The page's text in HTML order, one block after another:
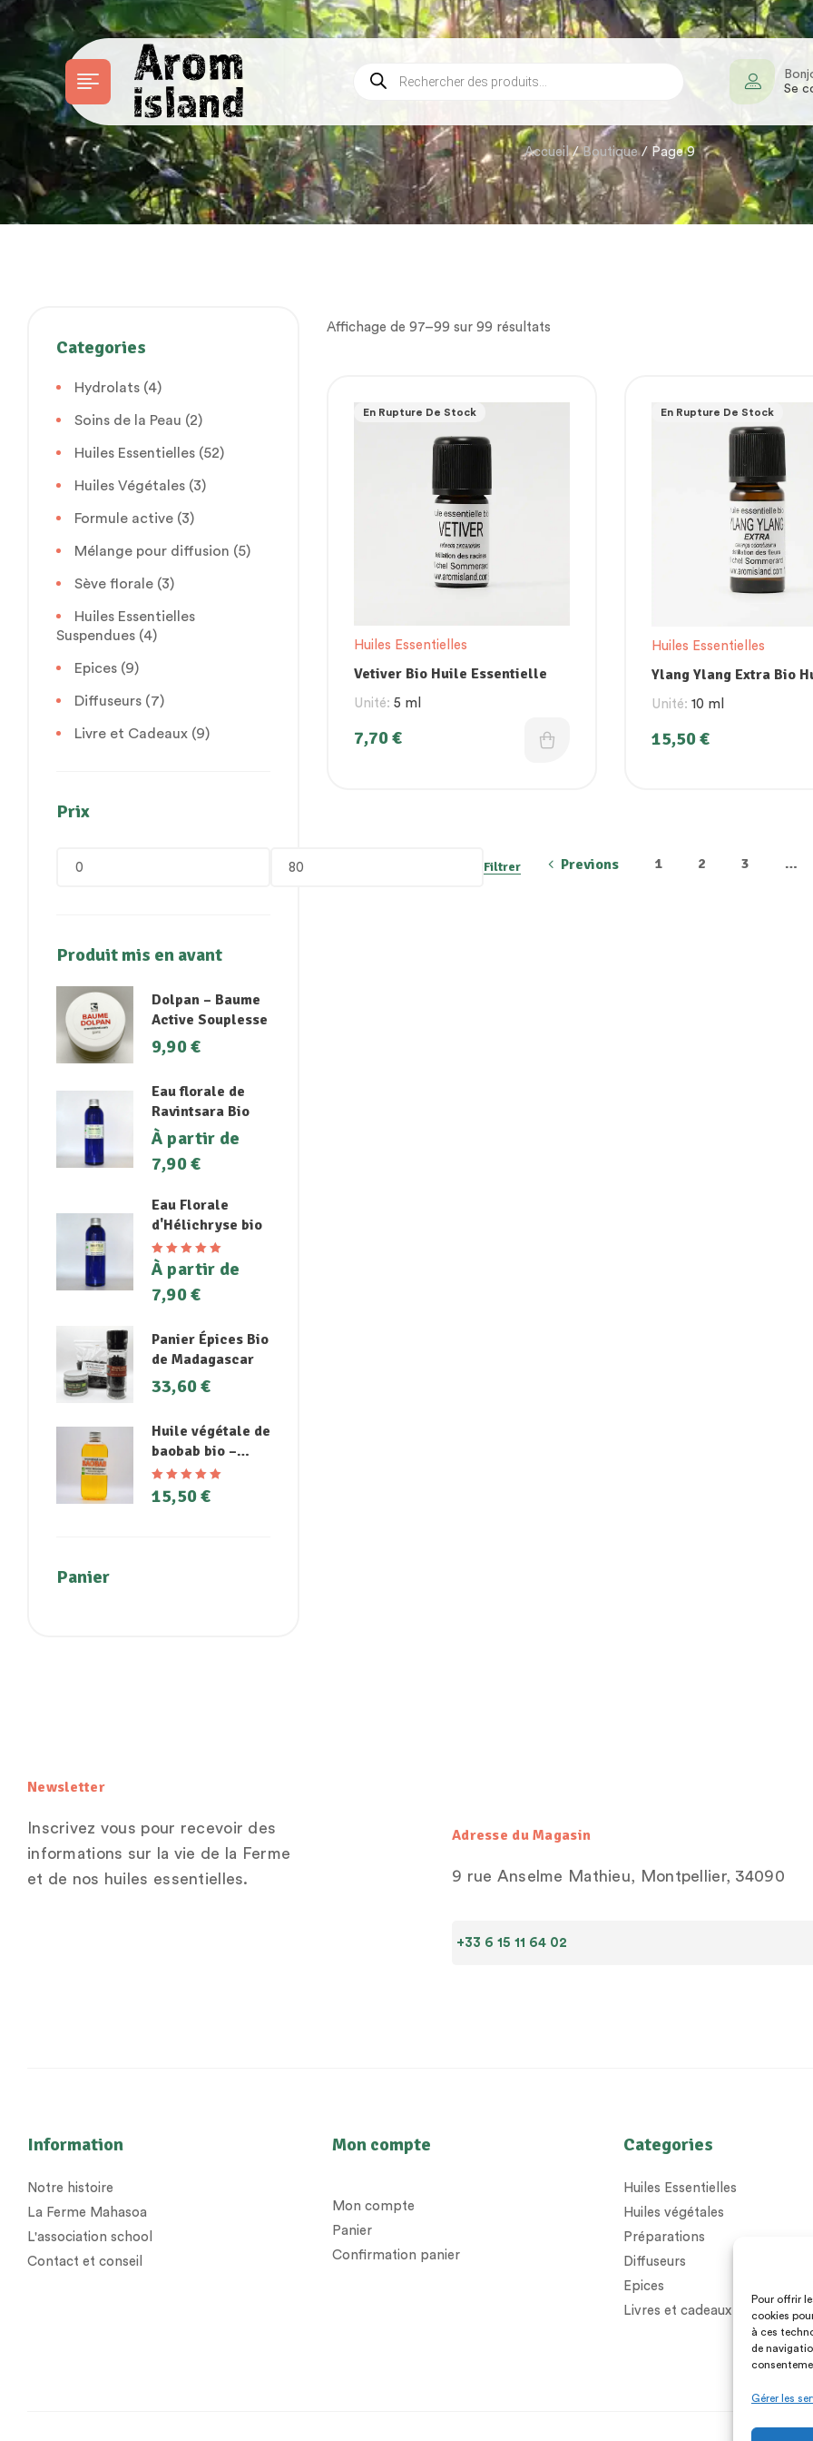
Pour offrir
cookies
à ces
de
Gérer les
Se
Accueil/Boutique/ Page 9
Affichage de 97–99 sur 99 résultats
En Rupture De Stock
Huiles Essentielles
Vetiver Bio Huile Essentielle
Unité: 5 ml
7,70€
En Rupture De Stock
Huiles Essentielles
Ylang Ylang Extra Bio
Essentielle
Unité: 10 ml
15,50€
Previons 1 2 3 …
Categories
Hydrolats (4)
Soins de la Peau (2)
Huiles Essentielles (52)
Huiles Végétales (3)
Formule active (3)
Mélange pour diffusion (5)
Sève florale (3)
Huiles Essentielles
Suspendues (4)
Epices (9)
Diffuseurs (7)
Livre et Cadeaux (9)
Prix
Filtrer
Produit mis en avant
Dolpan – Baume
Active Souplesse
9,90€
Eau florale de
Ravintsara Bio
À partir de
7,90€
Eau Florale
d'Hélichryse bio
Note 5.00sur
À partir de
7,90€
Panier Épices Bio
de Madagascar
33,60€
Huile végétale de
baobab bio –
Peaux sèches,
coups de soleil
et cheveux
Note 5.00sur
15,50€
Panier
Newsletter
Inscrivez vous pour recevoir des
informations sur la vie de la Ferme
et de nos huiles essentielles.
Adresse du Magasin
9 rue Anselme Mathieu, Montpellier, 34090
+33 6 15 11 64 02
Information
Notre histoire
La Ferme Mahasoa
L'association school
Contact et conseil
Mon compte
Mon compte
Panier
Confirmation panier
Categories
Huiles Essentielles
Huiles végétales
Préparations
Diffuseurs
Epices
Livres et cadeaux